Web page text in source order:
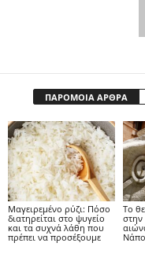
ΠΑΡΟΜΟΙΑ ΑΡΘΡΑ
Μαγειρεμένο ρύζι: Πόσο
διατηρείται στο ψυγείο
και τα συχνά λάθη που
πρέπει να προσέξουμε
Το
στην